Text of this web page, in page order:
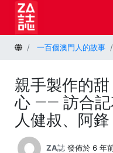
首頁 一百個澳門人的故事
親手製作的
心 —— 訪合
人健叔、阿鋒
ZA誌 發佈於 6 年